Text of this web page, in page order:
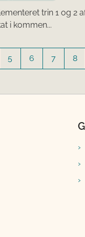
trin 1 og
i kommen...
5 6 7 8